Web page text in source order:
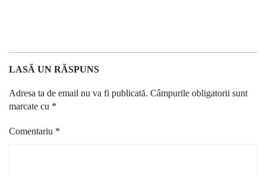
LASĂ UN RĂSPUNS
Adresa ta de email nu va fi publicată. Câmpurile obligatorii sunt
marcate cu *
Comentariu *